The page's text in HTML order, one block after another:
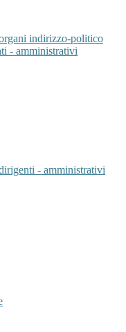
indirizzo-politico
- amministrativi
- amministrativi